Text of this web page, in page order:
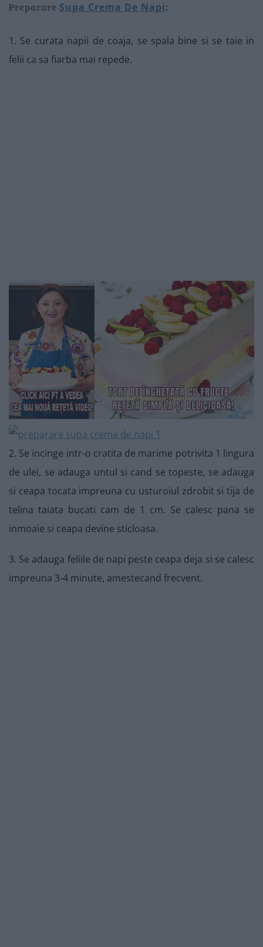
Preparare Supa Crema De Napi:
1. Se curata napii de coaja, se spala bine si se taie in
felii ca sa fiarba mai repede.
2. Se incinge intr-o cratita de marime potrivita 1 lingura
de ulei, se adauga untul si cand se topeste, se adauga
si ceapa tocata impreuna cu usturoiul zdrobit si tija de
telina taiata bucati cam de 1 cm. Se calesc pana se
inmoaie si ceapa devine sticloasa.
3. Se adauga feliile de napi peste ceapa deja si se calesc
impreuna 3-4 minute, amestecand frecvent.